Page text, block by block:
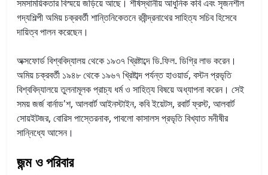
সমসাময়িকতার বিস্ময়ে জড়িয়ে আছে। শীর্ষস্থানীয় আধুনিক কবি এবং সৃজনশীল
গদ্যশিল্পী অমিয় চক্রবর্তী শান্তিনিকেতনে রবীন্দ্রনাথের সাহিত্য সচিব হিসেবে
দায়িত্ব পালন করেছেন।
অক্সফোর্ড বিশ্ববিদ্যালয় থেকে ১৯৩৭ খ্রিষ্টাব্দে ডি.ফিল. ডিগ্রি লাভ করেন।
অমিয় চক্রবর্তী ১৯৪৮ থেকে ১৯৬৭ খ্রিষ্টাব্দ পর্যন্ত হাওয়ার্ড, বস্টন প্রভৃতি
বিশ্ববিদ্যালয়ে তুলনামূলক প্রাচ্য ধর্ম ও সাহিত্য বিষয়ে অধ্যাপনা করেন। সেই
সময় জর্জ বার্নাড'শ, আলবার্ট আইনস্টাইন, কবি ইয়েটস, রবার্ট ফ্রস্ট, আলবার্ট
সোয়ইটজর, বোরিস পাস্তেরনাক, পাবলো কাসালস প্রভৃতি বিখ্যাত মনীষীর
সান্নিধ্যে আসেন।
জন্ম ও পরিবার